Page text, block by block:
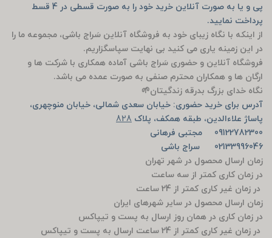
پی و یا به صورت آنلاین خرید خود را به صورت قسطی در 4 قسط
پرداخت نمایید.
از اینکه با نگاه زیبای خود به فروشگاه آنلاین سَراج باشی، مجموعه ما را
در این زمینه یاری می کنید بی نهایت سپاسگزاریم.
فروشگاه آنلاین و حضوری سَراج باشی آماده همکاری با شرکت ها و
ارگان ها و همکاران محترم صنفی به صورت عمده می باشد.
نگاه خدای بزرگ بدرقه زندگیتان🌱
آدرس برای خرید حضوری: خیابان سعدی شمالی، خیابان منوچهری،
پاساژ علاءالدین، طبقه همکف، پلاک 828
09122782300 مجتبی فرهانی
02133996046 سراج باشی
زمان ارسال محصول در شهر تهران
در زمان کاری کمتر از سه ساعت
در زمان غیر کاری کمتر از 24 ساعت
زمان ارسال محصول در سایر شهرهای ایران
در زمان کاری در همان روز ارسال به پست و تیپاکس
در زمان غیر کاری کمتر از 24 ساعت ارسال به پست و تیپاکس